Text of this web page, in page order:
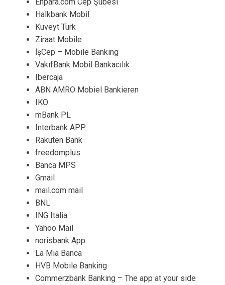
Halkbank Mobil
Kuveyt Türk
Ziraat Mobile
İşCep – Mobile Banking
VakıfBank Mobil Bankacılık
Ibercaja
ABN AMRO Mobiel Bankieren
IKO
mBank PL
Interbank APP
Rakuten Bank
freedomplus
Banca MPS
Gmail
mail.com mail
BNL
ING Italia
Yahoo Mail
norisbank App
La Mia Banca
HVB Mobile Banking
Commerzbank Banking – The app at your side